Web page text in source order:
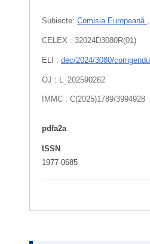
Subiecte: Comisia Europeană ,
CELEX : 32024D3080R(01)
ELI : dec/2024/3080/
OJ : L_202590262
IMMC : C(2025)1789/3994928
pdfa2a
ISSN
1977-0685